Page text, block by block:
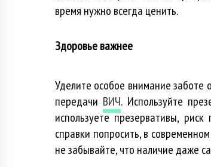
время нужно всегда ценить.
Здоровье важнее
Уделите особое внимание заботе
передачи ВИЧ. Используйте
используете презервативы,
справки попросить, в
не забывайте, что наличие даже